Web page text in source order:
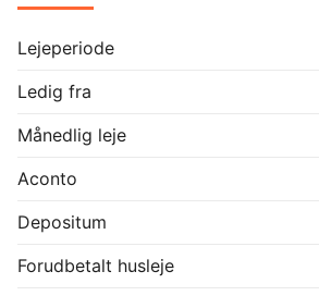
Lejeperiode
Ledig fra
Månedlig leje
Aconto
Depositum
Forudbetalt husleje